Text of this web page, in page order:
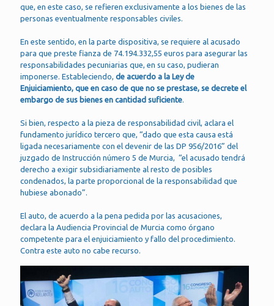
que, en este caso, se refieren exclusivamente a los bienes de las
personas eventualmente responsables civiles.
En este sentido, en la parte dispositiva, se requiere al acusado
para que preste fianza de 74.194.332,55 euros para asegurar las
responsabilidades pecuniarias que, en su caso, pudieran
imponerse. Estableciendo, de acuerdo a la Ley de
Enjuiciamiento, que en caso de que no se prestase, se decrete el
embargo de sus bienes en cantidad suficiente.
Si bien, respecto a la pieza de responsabilidad civil, aclara el
fundamento jurídico tercero que, “dado que esta causa está
ligada necesariamente con el devenir de las DP 956/2016” del
juzgado de Instrucción número 5 de Murcia, “el acusado tendrá
derecho a exigir subsidiariamente al resto de posibles
condenados, la parte proporcional de la responsabilidad que
hubiese abonado”.
El auto, de acuerdo a la pena pedida por las acusaciones,
declara la Audiencia Provincial de Murcia como órgano
competente para el enjuiciamiento y fallo del procedimiento.
Contra este auto no cabe recurso.